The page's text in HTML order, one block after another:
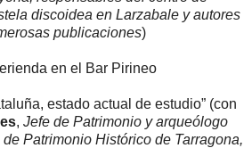
discoidea en Larzabale y autores
publicaciones)
en el Bar Pirineo
estado actual de estudio” (con
, Jefe de Patrimonio y arqueólogo
Patrimonio Histórico de Tarragona,